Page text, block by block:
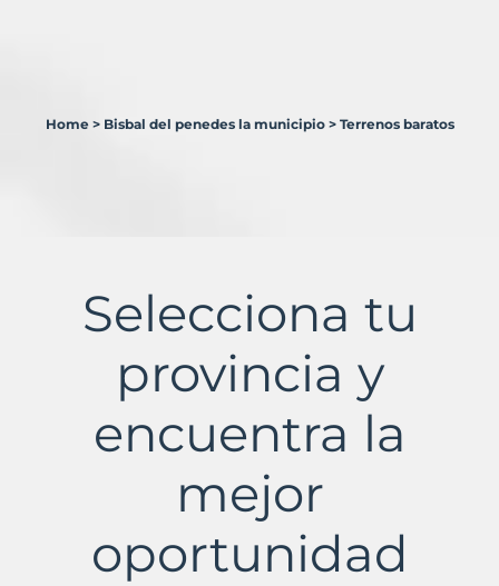
Municipio
Murbalands
Home > Bisbal del penedes la municipio > Terrenos baratos
Selecciona tu
provincia y
encuentra la
mejor
oportunidad